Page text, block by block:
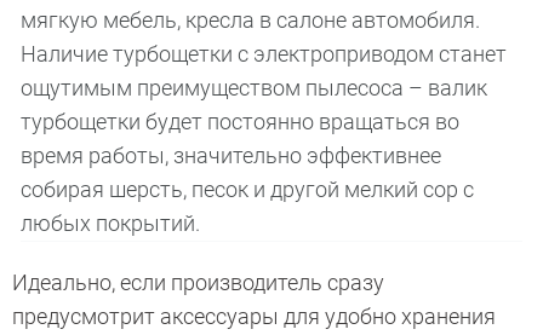
мягкую мебель, кресла в салоне автомобиля.
Наличие турбощетки с электроприводом станет
ощутимым преимуществом пылесоса – валик
турбощетки будет постоянно вращаться во
время работы, значительно эффективнее
собирая шерсть, песок и другой мелкий сор с
любых покрытий.
Идеально, если производитель сразу
предусмотрит аксессуары для удобно хранения